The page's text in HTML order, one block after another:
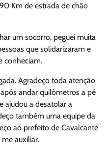
Km de estrada de chão
um socorro, peguei muita
que solidarizaram e
conheciam.
Agradeço toda atenção
andar quilômetros a pé
ajudou a desatolar a
também uma equipe da
ao prefeito de Cavalcante
auxiliar.